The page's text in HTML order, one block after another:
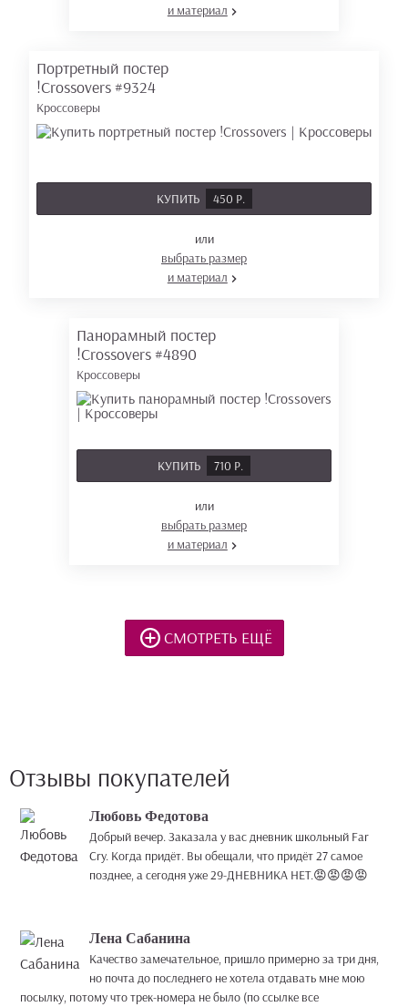
и материал
Портретный постер
!Crossovers #9324
Кроссоверы
КУПИТЬ 450 Р.
или
выбрать размер
и материал
Панорамный постер
!Crossovers #4890
Кроссоверы
КУПИТЬ 710 Р.
или
выбрать размер
и материал
СМОТРЕТЬ ЕЩЁ
Отзывы покупателей
Любовь Федотова
Добрый вечер. Заказала у вас дневник школьный Far
Cry. Когда придёт. Вы обещали, что придёт 27 самое
позднее, а сегодня уже 29-ДНЕВНИКА НЕТ.😡😡😡😡
Лена Сабанина
Качество замечательное, пришло примерно за три дня,
но почта до последнего не хотела отдавать мне мою
посылку, потому что трек-номера не было (по ссылке все